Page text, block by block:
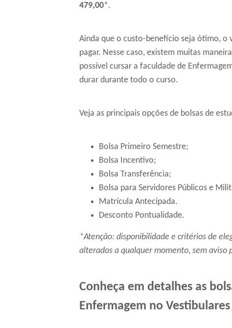
479,00*.
Ainda que o custo-benefício seja ótimo, o
pagar. Nesse caso, existem muitas
possível cursar a faculdade de
durar durante todo o curso.
Veja as principais opções de bolsas de
Bolsa Primeiro Semestre;
Bolsa Incentivo;
Bolsa Transferência;
Bolsa para Servidores Públicos e
Matrícula Antecipada.
Desconto Pontualidade.
*Atenção: disponibilidade e critérios de
alterados a qualquer momento, sem aviso
Conheça em detalhes as
Enfermagem no Vestibulares